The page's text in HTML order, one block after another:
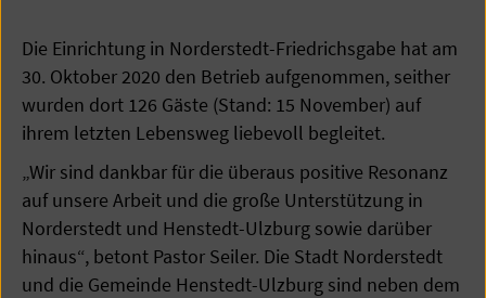
Die Einrichtung in Norderstedt-Friedrichsgabe hat am
30. Oktober 2020 den Betrieb aufgenommen, seither
wurden dort 126 Gäste (Stand: 15 November) auf
ihrem letzten Lebensweg liebevoll begleitet.
„Wir sind dankbar für die überaus positive Resonanz
auf unsere Arbeit und die große Unterstützung in
Norderstedt und Henstedt-Ulzburg sowie darüber
hinaus“, betont Pastor Seiler. Die Stadt Norderstedt
und die Gemeinde Henstedt-Ulzburg sind neben dem